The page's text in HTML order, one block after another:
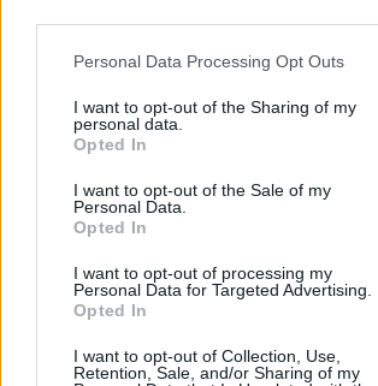
Personal Data Processing Opt Outs
I want to opt-out of the Sharing of my
personal data.
Opted In
I want to opt-out of the Sale of my
Personal Data.
Opted In
I want to opt-out of processing my
Personal Data for Targeted Advertising.
Opted In
I want to opt-out of Collection, Use,
Retention, Sale, and/or Sharing of my